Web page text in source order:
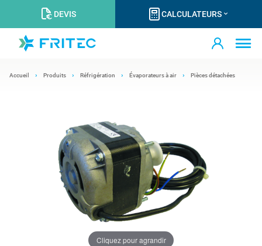
DEVIS CALCULATEURS
Accueil Produits Réfrigération Évaporateurs à air Pièces détachées
Cliquez pour agrandir